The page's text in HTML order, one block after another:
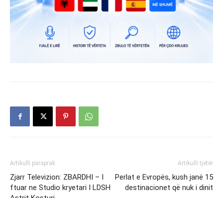
Artikulli paraprak
Zjarr Televizion: ZBARDHI – I
ftuar ne Studio kryetari I LDSH
Artikulli tjetër
Perlat e Evropës, kush janë 15
destinacionet që nuk i dinit